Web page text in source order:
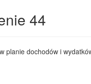
44
planie dochodów i